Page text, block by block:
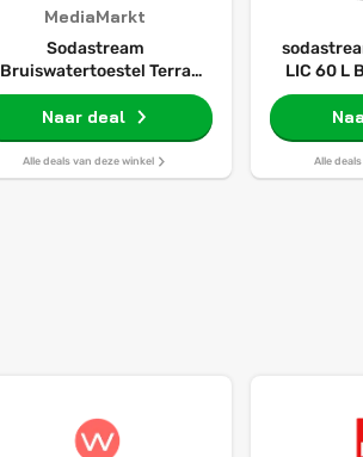
MediaMarkt
Sodastream
Bruiswatertoestel Terra
Zwart
Naar deal
Alle deals van deze winkel
LIC 60 L
Alle